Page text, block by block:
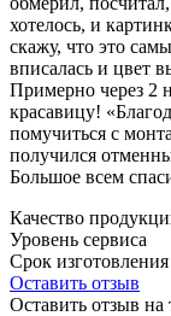
хотелось, и
скажу, что это
вписалась и цвет
Примерно через 2
красавицу!
помучиться с
получился
Большое всем
Качество
Уровень сервиса
Срок изготовления
Оставить отзыв
Оставить отзыв